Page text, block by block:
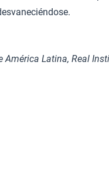
América Latina, Real